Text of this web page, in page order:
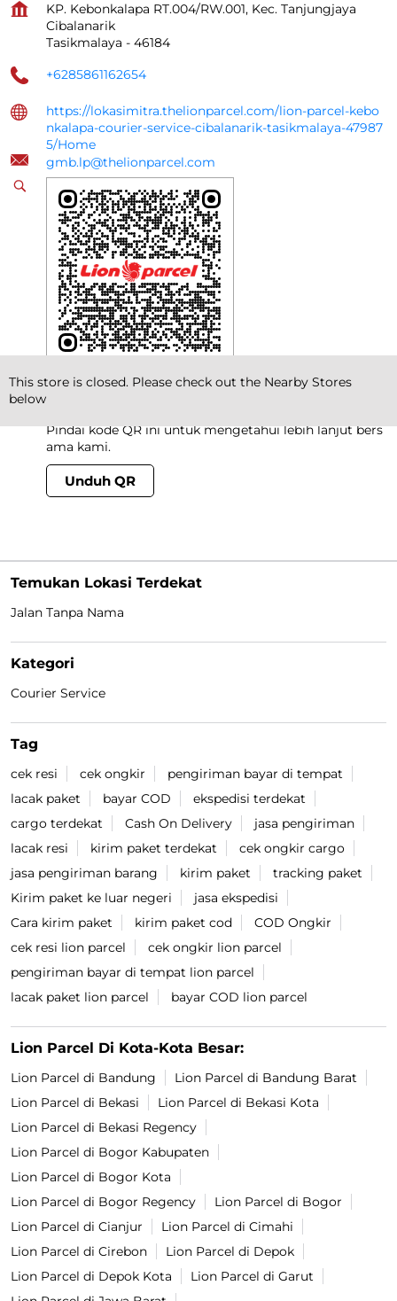
KP. Kebonkalapa RT.004/RW.001, Kec. Tanjungjaya
Cibalanarik
Tasikmalaya - 46184
+6285861162654
https://lokasimitra.thelionparcel.com/lion-parcel-kebo
nkalapa-courier-service-cibalanarik-tasikmalaya-47987
5/Home
gmb.lp@thelionparcel.com
Pindai kode QR ini untuk mengetahui lebih lanjut bers
ama kami.
Unduh QR
Klik pada kode QR untuk memperbesar.
Temukan Lokasi Terdekat
Jalan Tanpa Nama
Kategori
Courier Service
Tag
cek resi cek ongkir
pengiriman bayar di tempat
lacak paket
bayar COD
ekspedisi terdekat
cargo terdekat
Cash On Delivery
jasa pengiriman
lacak resi
kirim paket terdekat
cek ongkir cargo
jasa pengiriman barang
kirim paket
tracking paket
Kirim paket ke luar negeri
jasa ekspedisi
Cara kirim paket
kirim paket cod
COD Ongkir
cek resi lion parcel
cek ongkir lion parcel
pengiriman bayar di tempat lion parcel
lacak paket lion parcel
bayar COD lion parcel
Lion Parcel Di Kota-Kota Besar:
Lion Parcel di Bandung
Lion Parcel di Bandung Barat
Lion Parcel di Bekasi
Lion Parcel di Bekasi Kota
Lion Parcel di Bekasi Regency
Lion Parcel di Bogor Kabupaten
Lion Parcel di Bogor Kota
Lion Parcel di Bogor Regency
Lion Parcel di Bogor
Lion Parcel di Cianjur
Lion Parcel di Cimahi
Lion Parcel di Cirebon
Lion Parcel di Depok
Lion Parcel di Depok Kota
Lion Parcel di Garut
This store is closed. Please check out the Nearby Stores
below